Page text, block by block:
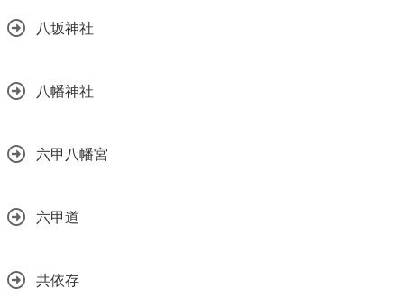
八坂神社
八幡神社
六甲八幡宮
六甲道
共依存